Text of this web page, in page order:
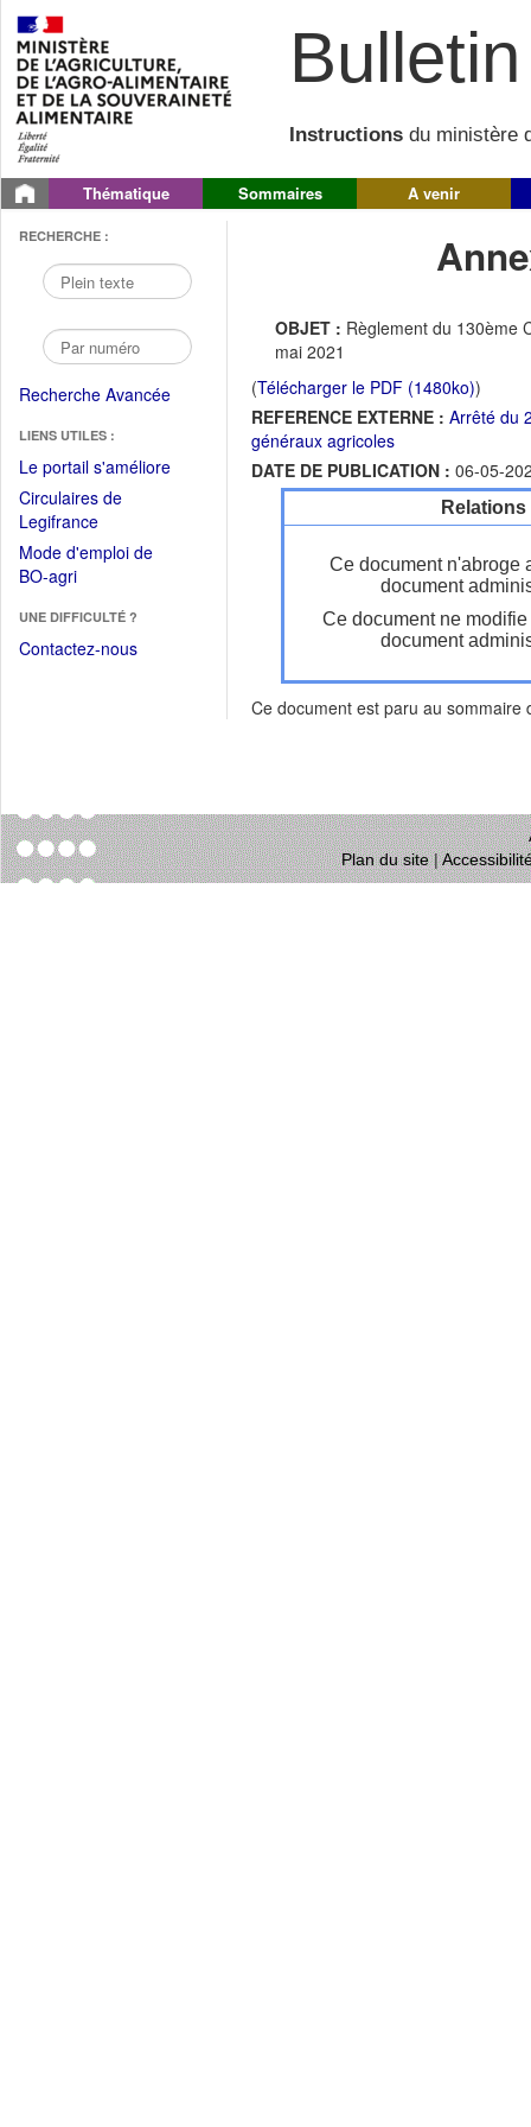
Instructions du ministère
Thématique Sommaires A venir
RECHERCHE :
Recherche Avancée
LIENS UTILES :
Le portail s'améliore(Fichier
Circulaires de
Legifrance(Ouvrir
dans
une
fenêtre)
Mode d'emploi de
BO-agri(Ouvrir
une
nouvelle
UNE DIFFICULTÉ ?
Contactez-nous
OBJET : Règlement du 130ème
mai 2021
(Télécharger le PDF (1480ko))
REFERENCE EXTERNE : Arrêté du
généraux agricoles
DATE DE PUBLICATION : 06-05-
Ce document n'abroge
document
Ce document ne
document
Ce document est paru au sommaire
Plan du site|